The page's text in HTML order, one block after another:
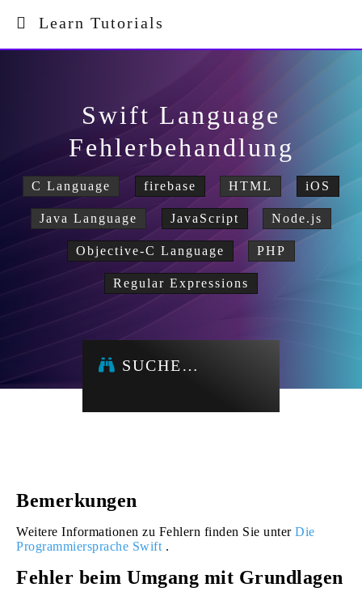
Learn Tutorials
Swift Language
Fehlerbehandlung
C Language firebase HTML iOS
Java Language JavaScript Node.js
Objective-C Language PHP
Regular Expressions
SUCHE…
Bemerkungen
Weitere Informationen zu Fehlern finden Sie unter Die
Programmiersprache Swift .
Fehler beim Umgang mit Grundlagen